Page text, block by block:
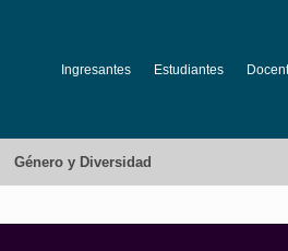
Ingresantes Estudiantes
Género y Diversidad